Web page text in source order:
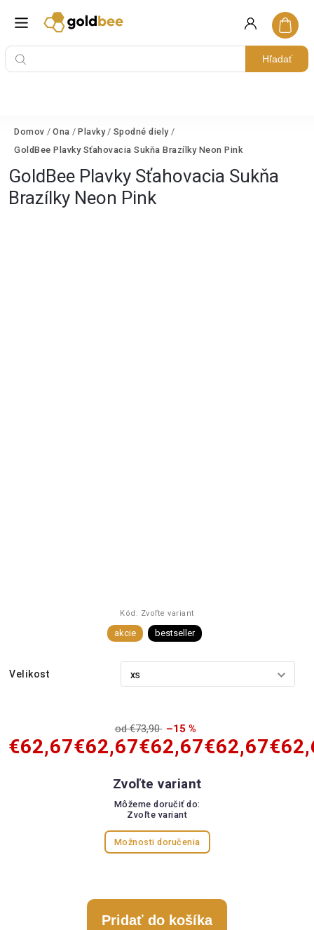
Hľadať
Domov / Ona / Plavky / Spodné diely /
GoldBee Plavky Sťahovacia Sukňa Brazílky Neon Pink
GoldBee Plavky Sťahovacia Sukňa
Brazílky Neon Pink
Kód: Zvoľte variant
akcie bestseller
Velikost
od €73,90 –15 %
€62,67€62,67€62,67€62,67
Zvoľte variant
Môžeme doručiť do:
Zvoľte variant
Možnosti doručenia
Pridať do košíka